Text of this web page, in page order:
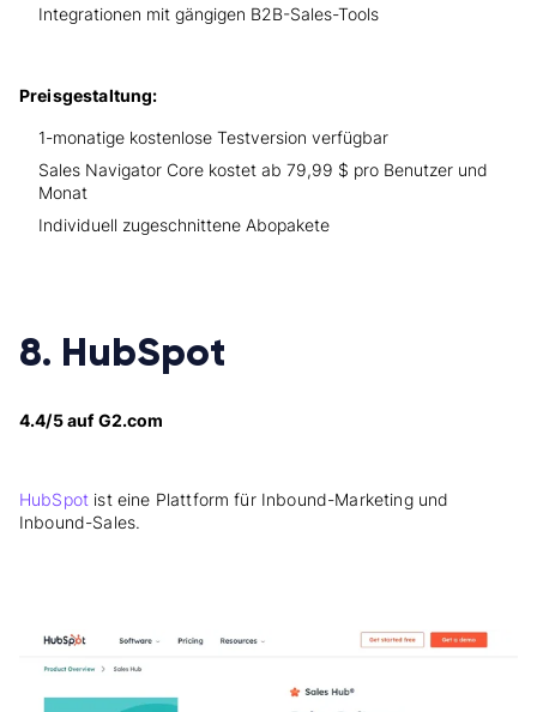
Integrationen mit gängigen B2B-Sales-Tools
Preisgestaltung:
1-monatige kostenlose Testversion verfügbar
Sales Navigator Core kostet ab 79,99 $ pro Benutzer und
Monat
Individuell zugeschnittene Abopakete
8. HubSpot
4.4/5 auf G2.com
HubSpot ist eine Plattform für Inbound-Marketing und
Inbound-Sales.